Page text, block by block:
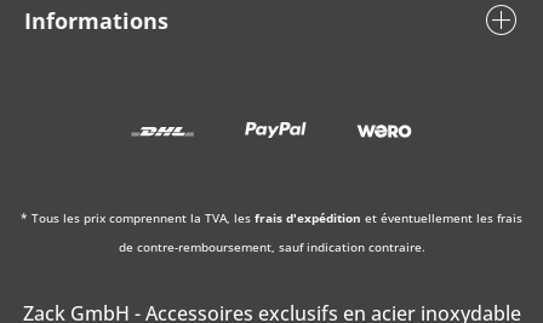
Informations
* Tous les prix comprennent la TVA, les frais d'expédition et éventuellement les frais
de contre-remboursement, sauf indication contraire.
Zack GmbH - Accessoires exclusifs en acier inoxydable